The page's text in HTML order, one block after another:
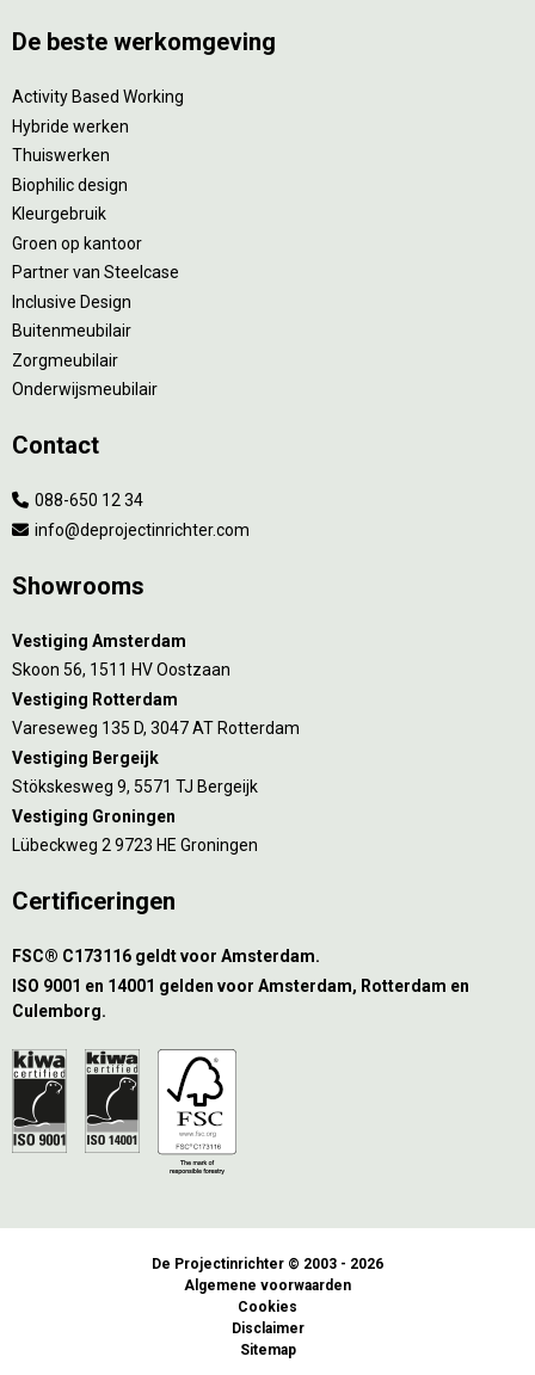
De beste werkomgeving
Activity Based Working
Hybride werken
Thuiswerken
Biophilic design
Kleurgebruik
Groen op kantoor
Partner van Steelcase
Inclusive Design
Buitenmeubilair
Zorgmeubilair
Onderwijsmeubilair
Contact
088-650 12 34
info@deprojectinrichter.com
Showrooms
Vestiging Amsterdam
Skoon 56, 1511 HV Oostzaan
Vestiging Rotterdam
Vareseweg 135 D, 3047 AT Rotterdam
Vestiging Bergeijk
Stökskesweg 9, 5571 TJ Bergeijk
Vestiging Groningen
Lübeckweg 2 9723 HE Groningen
Certificeringen
FSC® C173116 geldt voor Amsterdam.
ISO 9001 en 14001 gelden voor Amsterdam, Rotterdam en
Culemborg.
De Projectinrichter © 2003 - 2026
Algemene voorwaarden
Cookies
Disclaimer
Sitemap